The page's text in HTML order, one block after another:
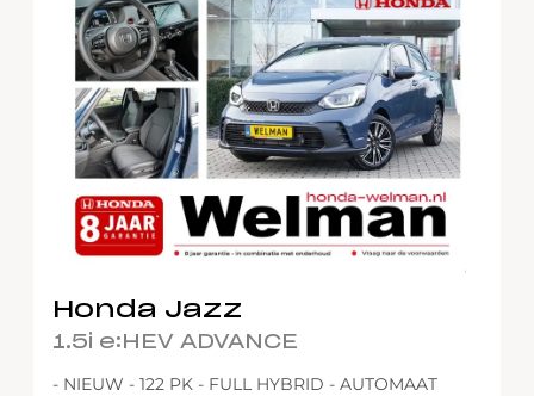
Honda Jazz
1.5i e:HEV ADVANCE
- NIEUW - 122 PK - FULL HYBRID - AUTOMAAT